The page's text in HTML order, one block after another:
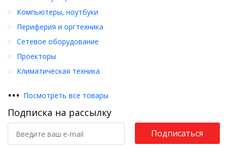
Компьютеры, ноутбуки
Периферия и оргтехника
Сетевое оборудование
Проекторы
Климатическая техника
••• Посмотреть все товары
Подписка на рассылку
Подписаться